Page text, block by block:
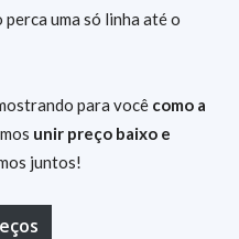
uma só linha até o
para você como a
unir preço baixo e
juntos!